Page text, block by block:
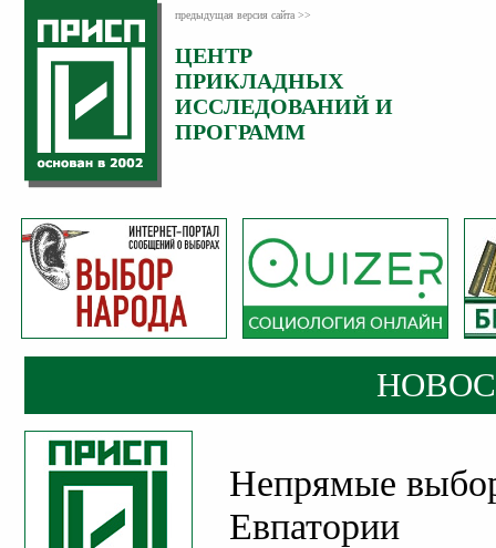
предыдущая версия сайта >>
ЦЕНТР
ПРИКЛАДНЫХ
ИССЛЕДОВАНИЙ И
ПРОГРАММ
Непрямые
Евпатории
Категория:
Новости
Опубликовано:
21
Май
2024